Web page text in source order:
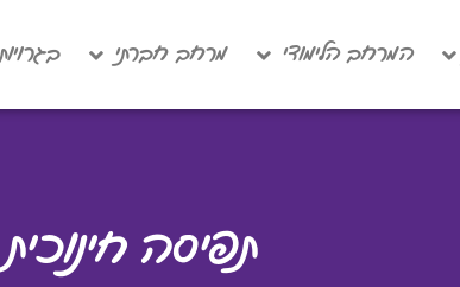
המרחב הלימודי מרחב חברתי בגרויות
תפיסה חינוכית